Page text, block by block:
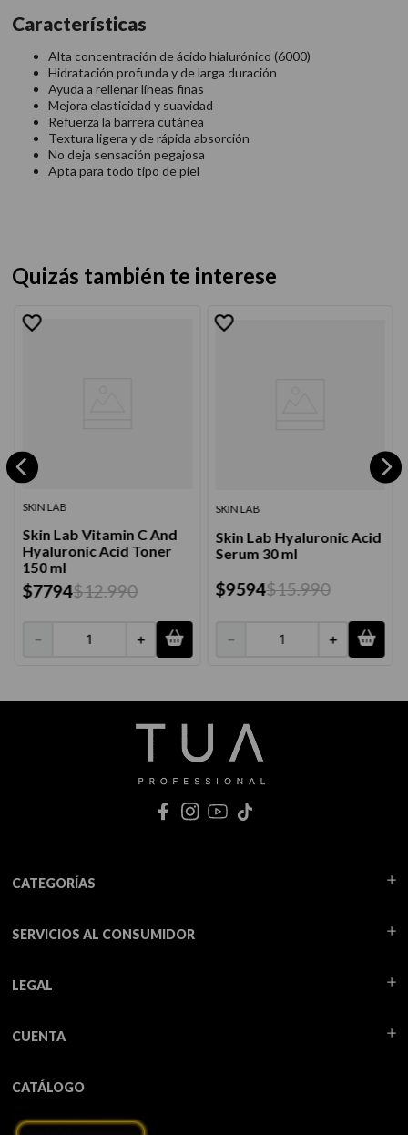
Características
Alta concentración de ácido hialurónico (6000)
Hidratación profunda y de larga duración
Ayuda a rellenar líneas finas
Mejora elasticidad y suavidad
Refuerza la barrera cutánea
Textura ligera y de rápida absorción
No deja sensación pegajosa
Apta para todo tipo de piel
Quizás también te interese
SKIN LAB
Skin Lab Vitamin C And
Hyaluronic Acid Toner
150 ml
$7794$12.990
＋
－
SKIN LAB
Skin Lab Hyaluronic Acid
Serum 30 ml
$9594$15.990
＋
－
CATEGORÍAS
SERVICIOS AL CONSUMIDOR
LEGAL
CUENTA
CATÁLOGO